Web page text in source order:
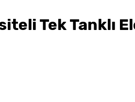
Tek Tanklı